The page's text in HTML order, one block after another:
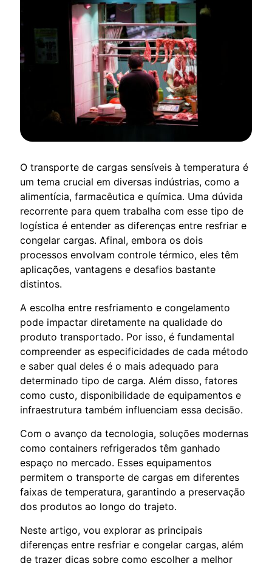
O transporte de cargas sensíveis à temperatura é
um tema crucial em diversas indústrias, como a
alimentícia, farmacêutica e química. Uma dúvida
recorrente para quem trabalha com esse tipo de
logística é entender as diferenças entre resfriar e
congelar cargas. Afinal, embora os dois
processos envolvam controle térmico, eles têm
aplicações, vantagens e desafios bastante
distintos.
A escolha entre resfriamento e congelamento
pode impactar diretamente na qualidade do
produto transportado. Por isso, é fundamental
compreender as especificidades de cada método
e saber qual deles é o mais adequado para
determinado tipo de carga. Além disso, fatores
como custo, disponibilidade de equipamentos e
infraestrutura também influenciam essa decisão.
Com o avanço da tecnologia, soluções modernas
como containers refrigerados têm ganhado
espaço no mercado. Esses equipamentos
permitem o transporte de cargas em diferentes
faixas de temperatura, garantindo a preservação
dos produtos ao longo do trajeto.
Neste artigo, vou explorar as principais
diferenças entre resfriar e congelar cargas, além
de trazer dicas sobre como escolher a melhor